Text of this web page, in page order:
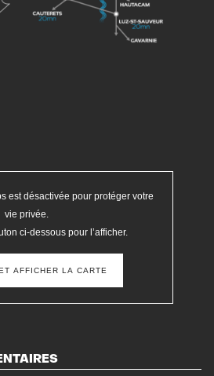
est désactivée pour protéger votre
vie privée.
ci-dessous pour l’afficher.
AFFICHER LA CARTE